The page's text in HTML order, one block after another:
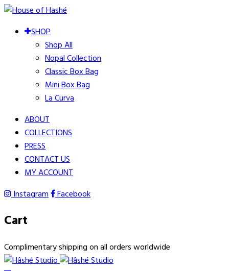
SHOP
Shop All
Nopal Collection
Classic Box Bag
Mini Box Bag
La Curva
ABOUT
COLLECTIONS
PRESS
CONTACT US
MY ACCOUNT
Instagram Facebook
Cart
Complimentary shipping on all orders worldwide